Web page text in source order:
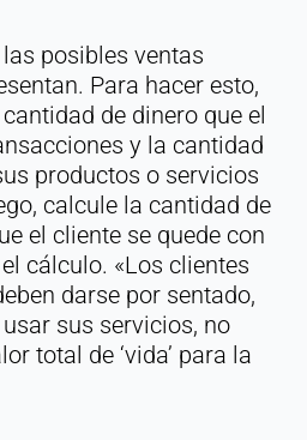
posibles ventas
Para hacer esto,
de dinero que el
y la cantidad
productos o servicios
calcule la cantidad de
el cliente se quede con
cálculo. «Los clientes
darse por sentado,
sus servicios, no
total de ‘vida’ para la